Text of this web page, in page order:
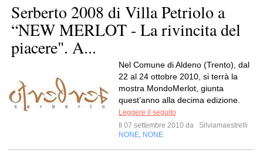
Serberto 2008 di Villa Petriolo a
“NEW MERLOT - La rivincita del
piacere". A...
Nel Comune di Aldeno (Trento), dal
22 al 24 ottobre 2010, si terrà la
mostra MondoMerlot, giunta
quest’anno alla decima edizione.
Leggere il seguito
Il 07 settembre 2010 da
Silviamaestrelli
NONE NONE